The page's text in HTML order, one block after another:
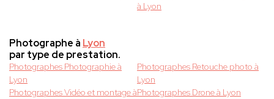
à Lyon
Photographe à Lyon
par type de prestation.
Photographes Photographie à
Lyon
Photographes Retouche photo à
Lyon
Photographes Vidéo et montage àPhotographes Drone à Lyon